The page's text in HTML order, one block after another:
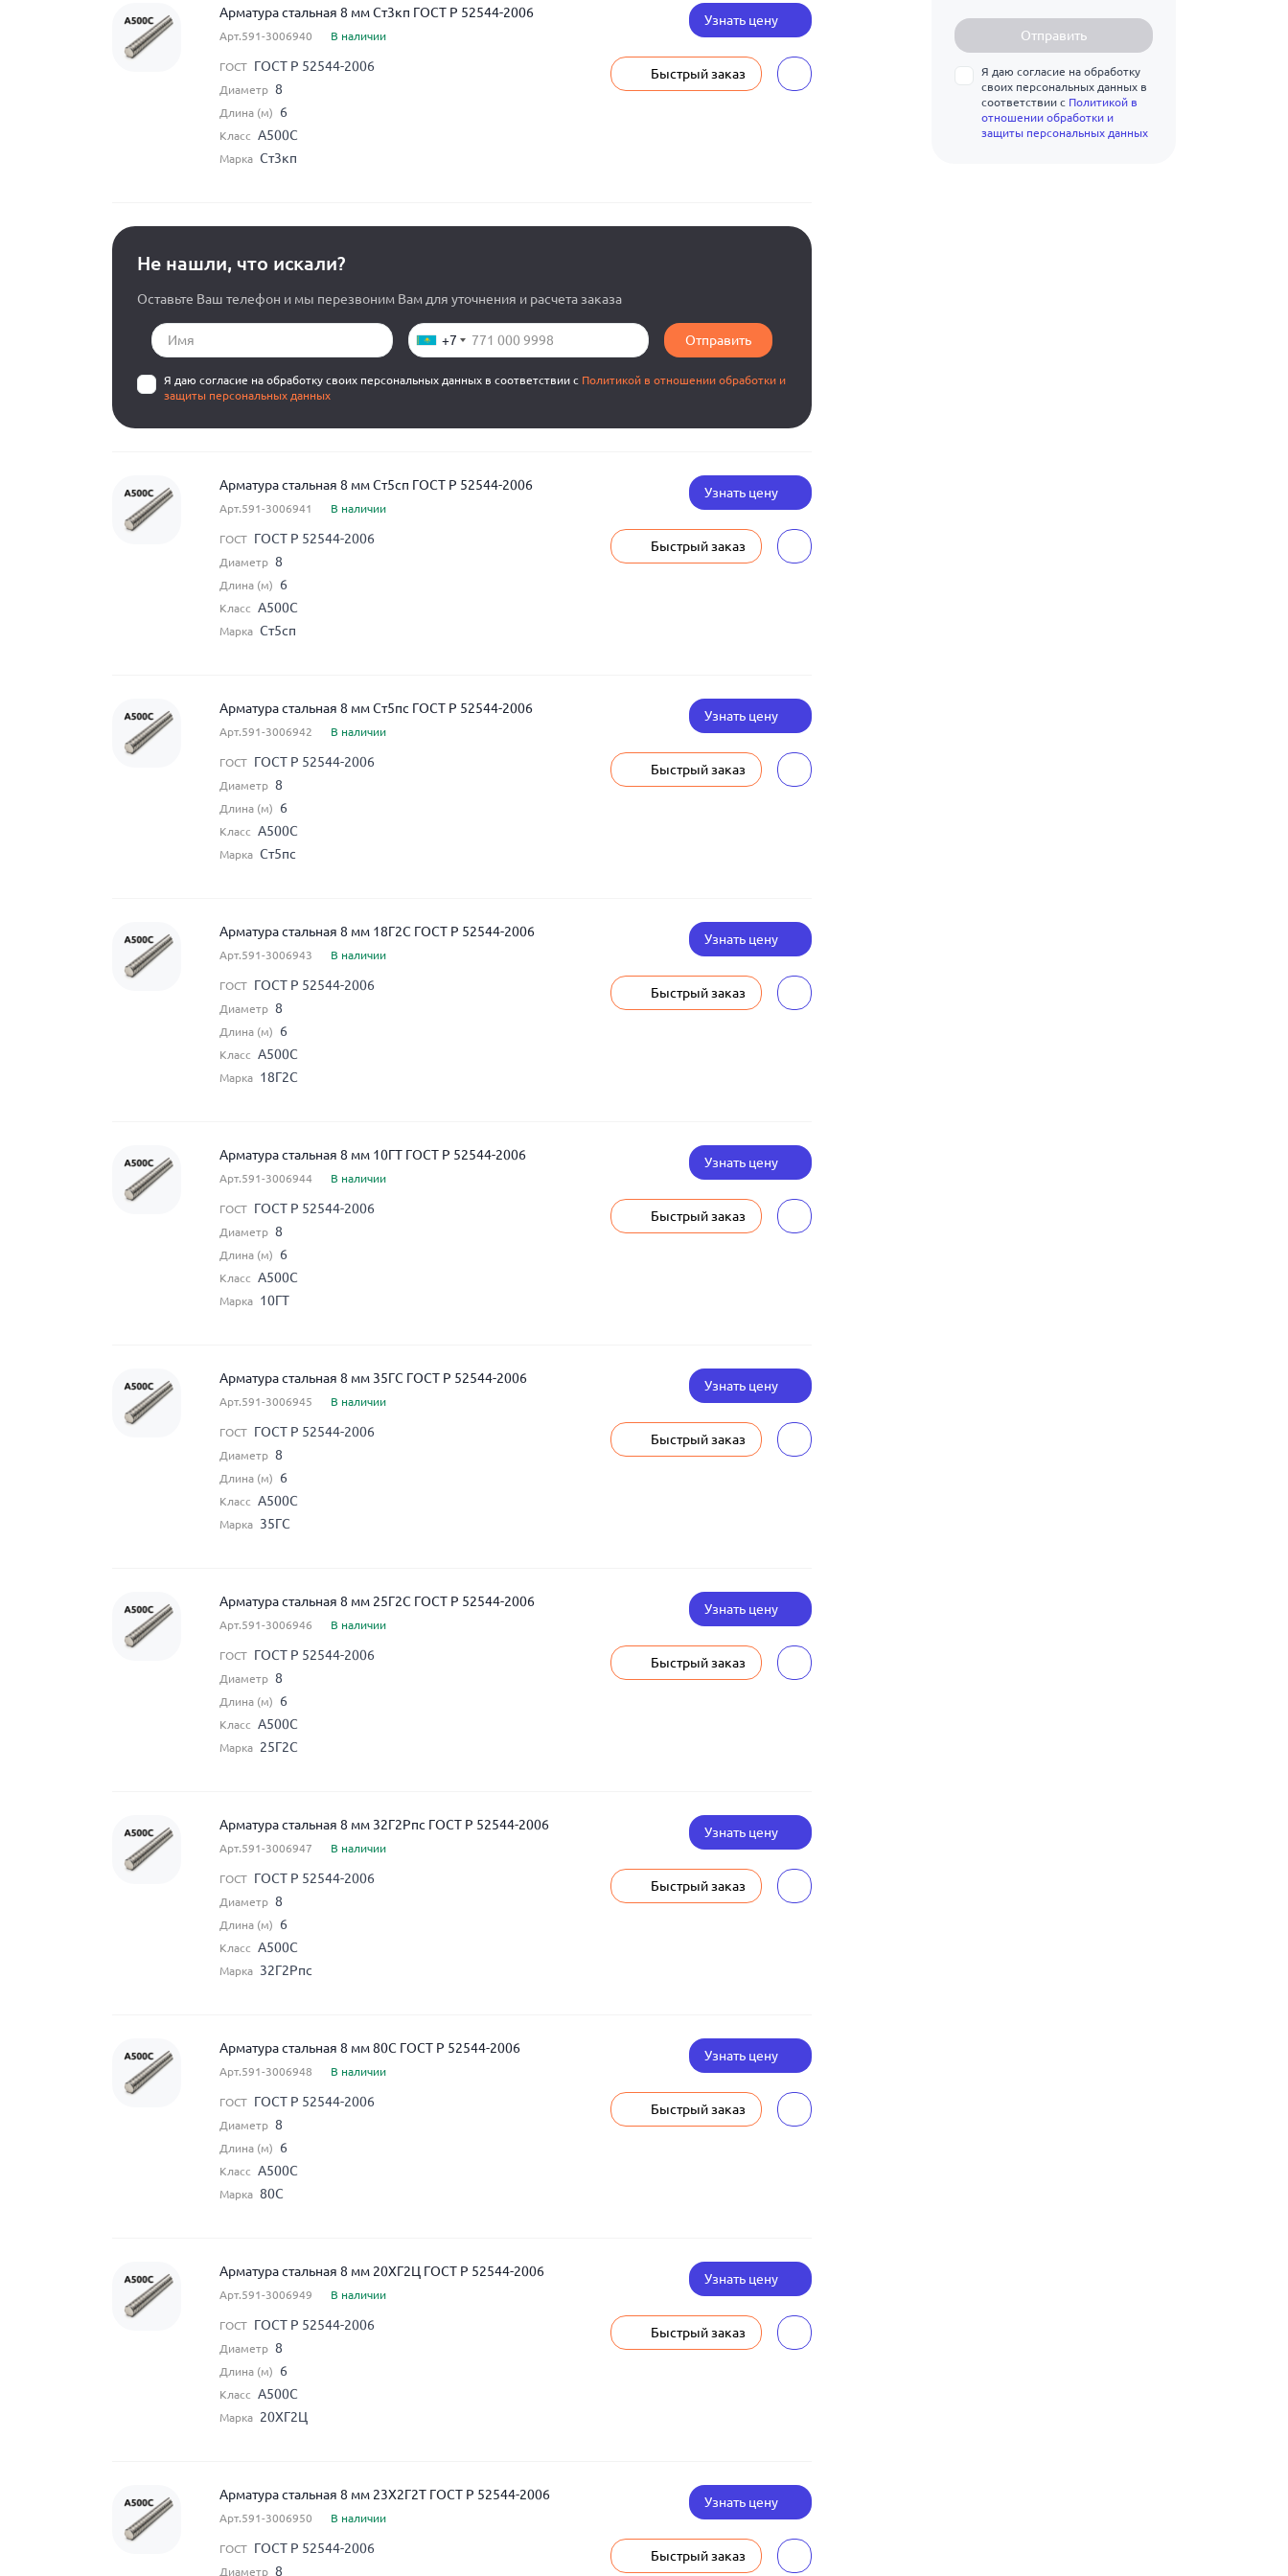
Арматура стальная 8 мм Ст3кп ГОСТ Р 52544-2006
Арт.591-3006940 В наличии
ГОСТ ГОСТ Р 52544-2006
Диаметр 8
Длина (м) 6
Класс А500С
Марка Ст3кп
Узнать цену
Быстрый заказ
Не нашли, что искали?
Оставьте Ваш телефон и мы перезвоним Вам для уточнения и расчета заказа
+7 Отправить
Я даю согласие на обработку своих персональных данных в соответствии с Политикой в отношении обработки и
защиты персональных данных
Арматура стальная 8 мм Ст5сп ГОСТ Р 52544-2006
Арт.591-3006941 В наличии
ГОСТ ГОСТ Р 52544-2006
Диаметр 8
Длина (м) 6
Класс А500С
Марка Ст5сп
Узнать цену
Быстрый заказ
Арматура стальная 8 мм Ст5пс ГОСТ Р 52544-2006
Арт.591-3006942 В наличии
ГОСТ ГОСТ Р 52544-2006
Диаметр 8
Длина (м) 6
Класс А500С
Марка Ст5пс
Узнать цену
Быстрый заказ
Арматура стальная 8 мм 18Г2С ГОСТ Р 52544-2006
Арт.591-3006943 В наличии
ГОСТ ГОСТ Р 52544-2006
Диаметр 8
Длина (м) 6
Класс А500С
Марка 18Г2С
Узнать цену
Быстрый заказ
Арматура стальная 8 мм 10ГТ ГОСТ Р 52544-2006
Арт.591-3006944 В наличии
ГОСТ ГОСТ Р 52544-2006
Диаметр 8
Длина (м) 6
Класс А500С
Марка 10ГТ
Узнать цену
Быстрый заказ
Арматура стальная 8 мм 35ГС ГОСТ Р 52544-2006
Арт.591-3006945 В наличии
ГОСТ ГОСТ Р 52544-2006
Диаметр 8
Длина (м) 6
Класс А500С
Марка 35ГС
Узнать цену
Быстрый заказ
Арматура стальная 8 мм 25Г2С ГОСТ Р 52544-2006
Арт.591-3006946 В наличии
ГОСТ ГОСТ Р 52544-2006
Диаметр 8
Длина (м) 6
Класс А500С
Марка 25Г2С
Узнать цену
Быстрый заказ
Арматура стальная 8 мм 32Г2Рпс ГОСТ Р 52544-2006
Арт.591-3006947 В наличии
ГОСТ ГОСТ Р 52544-2006
Диаметр 8
Длина (м) 6
Класс А500С
Марка 32Г2Рпс
Узнать цену
Быстрый заказ
Арматура стальная 8 мм 80С ГОСТ Р 52544-2006
Арт.591-3006948 В наличии
ГОСТ ГОСТ Р 52544-2006
Диаметр 8
Длина (м) 6
Класс А500С
Марка 80С
Узнать цену
Быстрый заказ
Арматура стальная 8 мм 20ХГ2Ц ГОСТ Р 52544-2006
Арт.591-3006949 В наличии
ГОСТ ГОСТ Р 52544-2006
Диаметр 8
Длина (м) 6
Класс А500С
Марка 20ХГ2Ц
Узнать цену
Быстрый заказ
Арматура стальная 8 мм 23Х2Г2Т ГОСТ Р 52544-2006
Арт.591-3006950 В наличии
ГОСТ ГОСТ Р 52544-2006
Диаметр 8
Узнать цену
Быстрый заказ
9.5
10
11
20ХГ2Ц
22Х2Г2АЮ
Отправить
Я даю согласие на обработку
своих персональных данных в
соответствии с Политикой в
отношении обработки и
защиты персональных данных